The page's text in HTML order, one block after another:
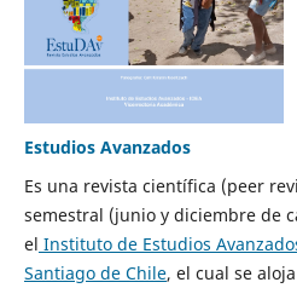
Estudios Avanzados
Es una revista científica (peer
semestral (junio y diciembre de
el Instituto de Estudios
Santiago de Chile, el cual se